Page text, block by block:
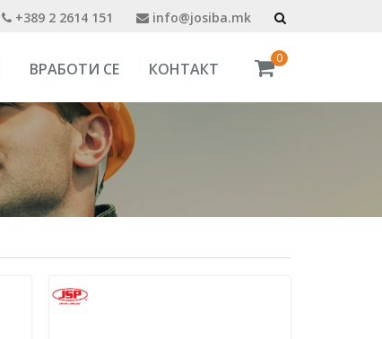
+389 2 2614 151 info@josiba.mk
0
ВРАБОТИ СЕ КОНТАКТ